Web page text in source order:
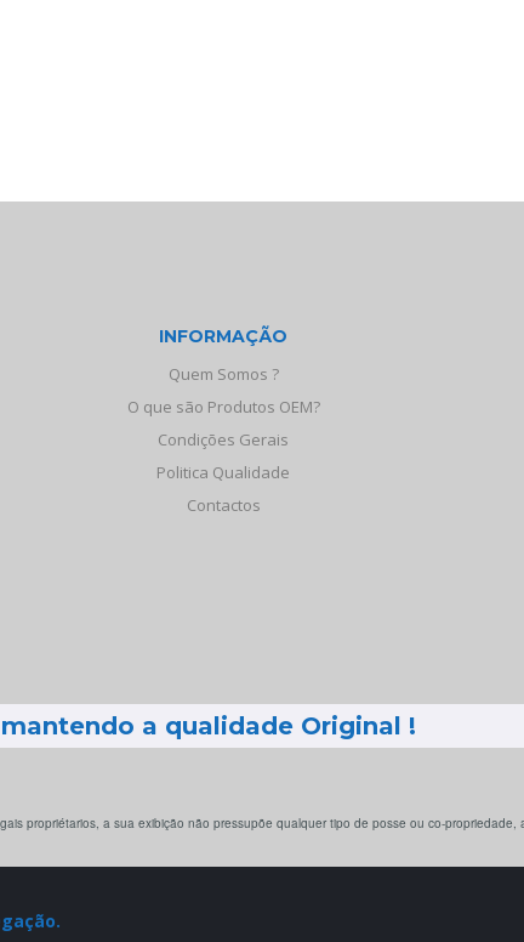
INFORMAÇÃO
Quem Somos ?
O que são Produtos OEM?
Condições Gerais
Politica Qualidade
Contactos
a qualidade Original !
propriétarios, a sua exibição não pressupõe qualquer tipo de posse ou co-